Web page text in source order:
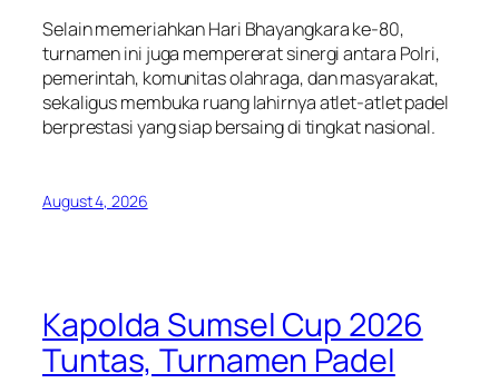
Selain memeriahkan Hari Bhayangkara ke-80,
turnamen ini juga mempererat sinergi antara Polri,
pemerintah, komunitas olahraga, dan masyarakat,
sekaligus membuka ruang lahirnya atlet-atlet padel
berprestasi yang siap bersaing di tingkat nasional.
August 4, 2026
Kapolda Sumsel Cup 2026
Tuntas, Turnamen Padel